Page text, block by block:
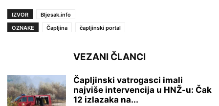
IZVOR
Bljesak.info
OZNAKE
Čapljina čapljinski portal
VEZANI ČLANCI
Čapljinski vatrogasci imali
najviše intervencija u HNŽ-u: Čak
12 izlazaka na...